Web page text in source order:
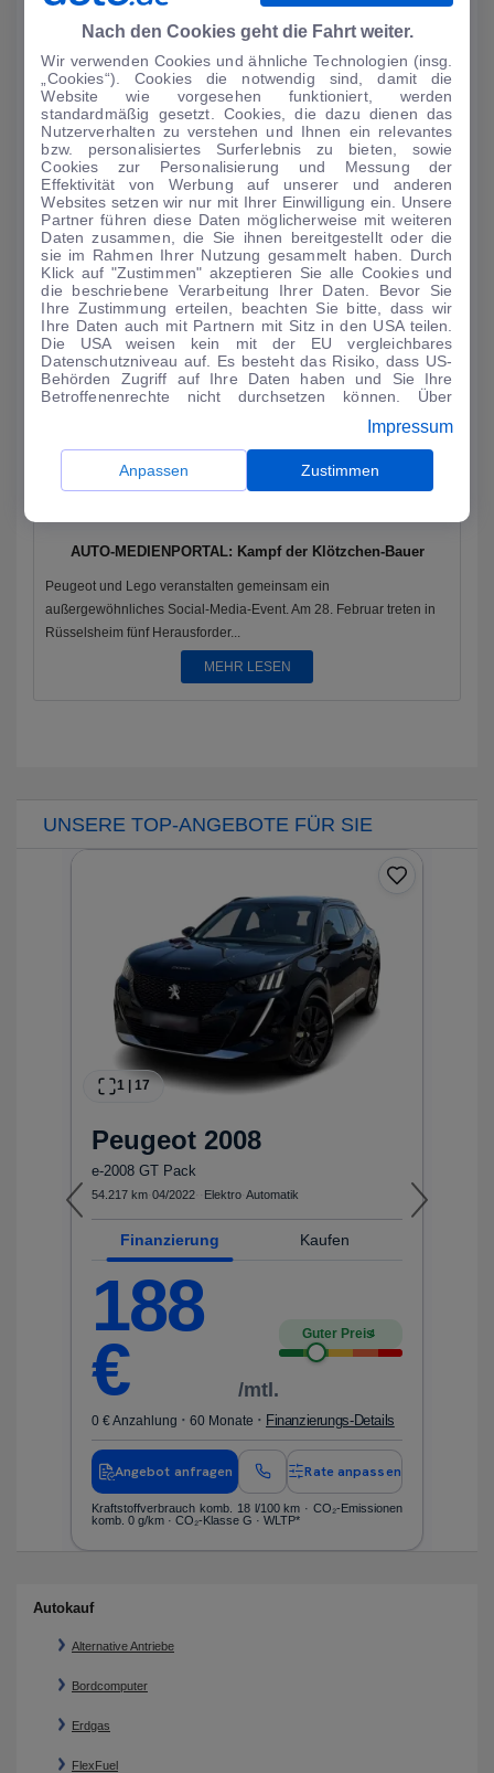
AUTO-MEDIENPORTAL: Genf 2024: Dacia mit drei
Premieren
Als einer der wenigen Autohersteller ist Dacia in der kommenden
Woche auf dem Auto-Salon in Genf vertreten. Auf einem 900
Quadratmeter groß...
MEHR LESEN
AUTO-MEDIENPORTAL: Kampf der Klötzchen-Bauer
Peugeot und Lego veranstalten gemeinsam ein
außergewöhnliches Social-Media-Event. Am 28. Februar treten in
Rüsselsheim fünf Herausforder...
MEHR LESEN
UNSERE TOP-ANGEBOTE FÜR SIE
1 17
Peugeot 2008
e-2008 GT Pack
54.217 km 04/2022 Elektro Automatik
Finanzierung Kaufen
188
€ /mtl.
Guter Preis4
0 € Anzahlung · 60 Monate · Finanzierungs-Details
Angebot anfragen Rate anpassen
Kraftstoffverbrauch komb. 18 l/100 km · CO₂-Emissionen
komb. 0 g/km · CO₂-Klasse G · WLTP*
Autokauf
Alternative Antriebe
Bordcomputer
Erdgas
FlexFuel
Nach den Cookies geht die Fahrt weiter.
Wir verwenden Cookies und ähnliche Technologien (insg.
„Cookies“). Cookies die notwendig sind, damit die
Website wie vorgesehen funktioniert, werden
standardmäßig gesetzt. Cookies, die dazu dienen das
Nutzerverhalten zu verstehen und Ihnen ein relevantes
bzw. personalisiertes Surferlebnis zu bieten, sowie
Cookies zur Personalisierung und Messung der
Effektivität von Werbung auf unserer und anderen
Websites setzen wir nur mit Ihrer Einwilligung ein. Unsere
Partner führen diese Daten möglicherweise mit weiteren
Daten zusammen, die Sie ihnen bereitgestellt oder die
sie im Rahmen Ihrer Nutzung gesammelt haben. Durch
Klick auf "Zustimmen" akzeptieren Sie alle Cookies und
die beschriebene Verarbeitung Ihrer Daten. Bevor Sie
Ihre Zustimmung erteilen, beachten Sie bitte, dass wir
Ihre Daten auch mit Partnern mit Sitz in den USA teilen.
Die USA weisen kein mit der EU vergleichbares
Datenschutzniveau auf. Es besteht das Risiko, dass US-
Behörden Zugriff auf Ihre Daten haben und Sie Ihre
Betroffenenrechte nicht durchsetzen können. Über
anpassen. Dies ist auch später jederzeit im Bereich
Cookie-Richtliniemöglich. Weitere Informationen finden
Sie in unsererDatenschutzerklärung .
Impressum
Anpassen Zustimmen